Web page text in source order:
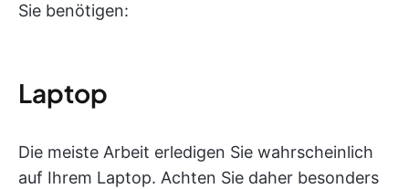
Sie benötigen:
Laptop
Die meiste Arbeit erledigen Sie wahrscheinlich
auf Ihrem Laptop. Achten Sie daher besonders